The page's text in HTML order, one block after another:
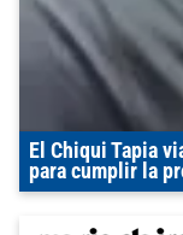
El Chiqui Tapia
para cumplir la